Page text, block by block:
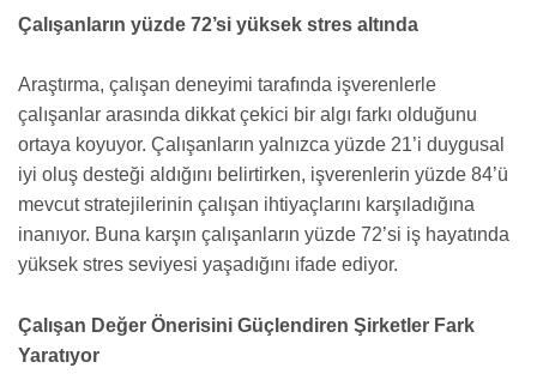
Çalışanların yüzde 72’si yüksek stres altında
Araştırma, çalışan deneyimi tarafında işverenlerle
çalışanlar arasında dikkat çekici bir algı farkı olduğunu
ortaya koyuyor. Çalışanların yalnızca yüzde 21’i duygusal
iyi oluş desteği aldığını belirtirken, işverenlerin yüzde 84’ü
mevcut stratejilerinin çalışan ihtiyaçlarını karşıladığına
inanıyor. Buna karşın çalışanların yüzde 72’si iş hayatında
yüksek stres seviyesi yaşadığını ifade ediyor.
Çalışan Değer Önerisini Güçlendiren Şirketler Fark
Yaratıyor